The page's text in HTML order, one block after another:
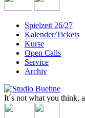
Spielzeit 26/27
Kalender/Tickets
Kurse
Open Calls
Service
Archiv
It´s not what you think,